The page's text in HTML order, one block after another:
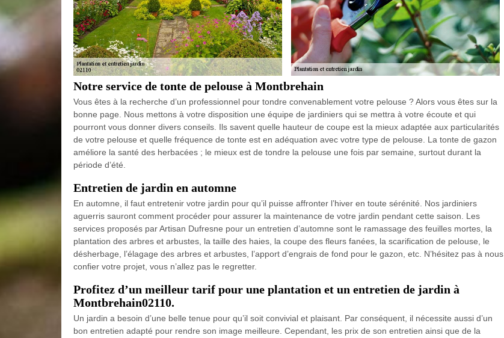
Notre service de tonte de pelouse à Montbrehain
Vous êtes à la recherche d’un professionnel pour tondre convenablement votre pelouse ? Alors vous êtes sur la
bonne page. Nous mettons à votre disposition une équipe de jardiniers qui se mettra à votre écoute et qui
pourront vous donner divers conseils. Ils savent quelle hauteur de coupe est la mieux adaptée aux particularités
de votre pelouse et quelle fréquence de tonte est en adéquation avec votre type de pelouse. La tonte de gazon
améliore la santé des herbacées ; le mieux est de tondre la pelouse une fois par semaine, surtout durant la
période d’été.
Entretien de jardin en automne
En automne, il faut entretenir votre jardin pour qu’il puisse affronter l’hiver en toute sérénité. Nos jardiniers
aguerris sauront comment procéder pour assurer la maintenance de votre jardin pendant cette saison. Les
services proposés par Artisan Dufresne pour un entretien d’automne sont le ramassage des feuilles mortes, la
plantation des arbres et arbustes, la taille des haies, la coupe des fleurs fanées, la scarification de pelouse, le
désherbage, l’élagage des arbres et arbustes, l’apport d’engrais de fond pour le gazon, etc. N’hésitez pas à nous
confier votre projet, vous n’allez pas le regretter.
Profitez d’un meilleur tarif pour une plantation et un entretien de jardin à
Montbrehain02110.
Un jardin a besoin d’une belle tenue pour qu’il soit convivial et plaisant. Par conséquent, il nécessite aussi d’un
bon entretien adapté pour rendre son image meilleure. Cependant, les prix de son entretien ainsi que de la